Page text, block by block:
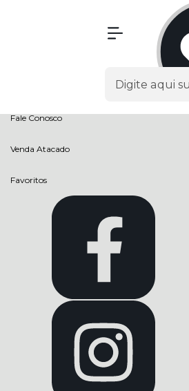
Fale Conosco
Venda Atacado
Favoritos